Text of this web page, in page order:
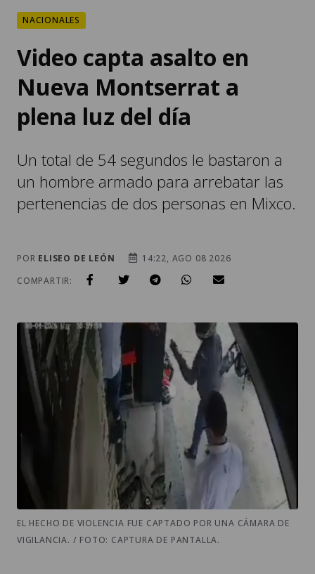
NACIONALES
Video capta asalto en
Nueva Montserrat a
plena luz del día
Un total de 54 segundos le bastaron a
un hombre armado para arrebatar las
pertenencias de dos personas en Mixco.
POR ELISEO DE LEÓN
14:22, AGO 08 2026
COMPARTIR:
EL HECHO DE VIOLENCIA FUE CAPTADO POR UNA CÁMARA DE
VIGILANCIA. / FOTO: CAPTURA DE PANTALLA.